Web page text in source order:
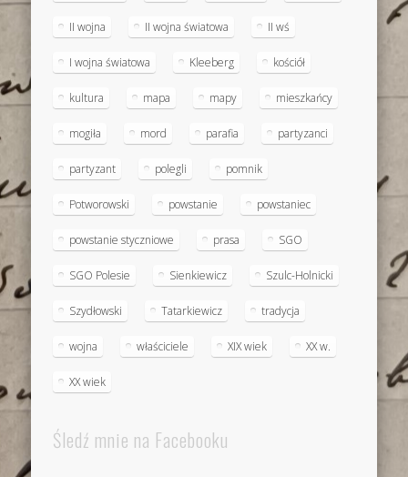
II wojna II wojna światowa II wś
I wojna światowa Kleeberg kościół
kultura mapa mapy mieszkańcy
mogiła mord parafia partyzanci
partyzant polegli pomnik
Potworowski powstanie powstaniec
powstanie styczniowe prasa SGO
SGO Polesie Sienkiewicz Szulc-Holnicki
Szydłowski Tatarkiewicz tradycja
wojna właściciele XIX wiek XX w.
XX wiek
Śledź mnie na Facebooku